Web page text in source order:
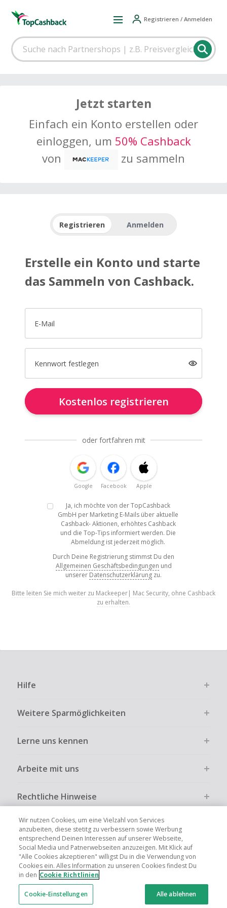
Registrieren / Anmelden
Jetzt starten
Einfach ein Konto erstellen oder
einloggen, um 50% Cashback
von
zu sammeln
Registrieren Anmelden
Erstelle ein Konto und starte
das Sammeln von Cashback.
E-Mail
Kennwort festlegen
Kostenlos registrieren
oder fortfahren mit
Google Facebook Apple
Ja, ich möchte von der TopCashback
GmbH per Marketing E-Mails über aktuelle
Cashback- Aktionen, erhöhtes Cashback
und die Top-Tips informiert werden. Die
Abmeldung ist jederzeit möglich.
Durch Deine Registrierung stimmst Du den
Allgemeinen Geschäftsbedingungen und
unserer Datenschutzerklärung zu.
Bitte leiten Sie mich weiter zu Mackeeper| Mac Security, ohne Cashback
zu erhalten.
Hilfe
Weitere Sparmöglichkeiten
Lerne uns kennen
Arbeite mit uns
Rechtliche Hinweise
Globale Websites UK US CN JP FR AU IT
Wir nutzen Cookies, um eine Vielzahl von Services
anzubeiten, diese stetitg zu verbessern sowie Werbung
entsprechend Deinen Interessen auf unserer Webseite,
Social Media und Patnerwebseiten anzuzeigen. Mit Klick auf
"Alle Cookies akzeptieren" willigst Du in die Verwendung von
Cookies ein. Alles Information zu unseren Cookies findest Du
in den Cookie Richtlinien
Cookie-Einstellungen Alle ablehnen